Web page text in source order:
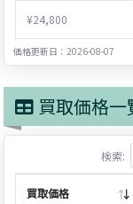
¥24,800
価格更新日：2026-08-07
買取価格一
検索:
買取価格